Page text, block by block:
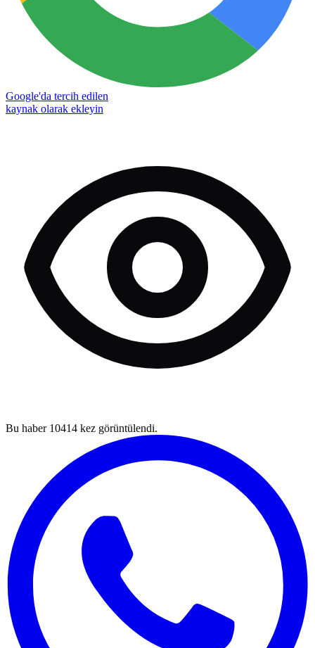
Google'da tercih edilen
kaynak olarak ekleyin
Bu haber 10414 kez görüntülendi.